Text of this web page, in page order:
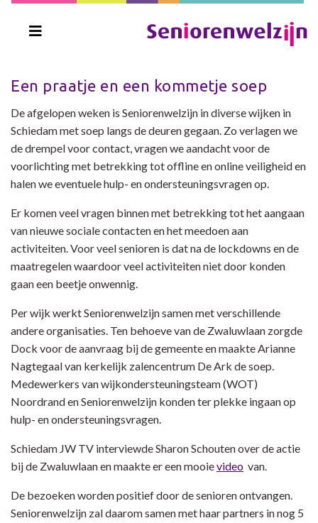
Een praatje en een kommetje soep
De afgelopen weken is Seniorenwelzijn in diverse wijken in
Schiedam met soep langs de deuren gegaan. Zo verlagen we
de drempel voor contact, vragen we aandacht voor de
voorlichting met betrekking tot offline en online veiligheid en
halen we eventuele hulp- en ondersteuningsvragen op.
Er komen veel vragen binnen met betrekking tot het aangaan
van nieuwe sociale contacten en het meedoen aan
activiteiten. Voor veel senioren is dat na de lockdowns en de
maatregelen waardoor veel activiteiten niet door konden
gaan een beetje onwennig.
Per wijk werkt Seniorenwelzijn samen met verschillende
andere organisaties. Ten behoeve van de Zwaluwlaan zorgde
Dock voor de aanvraag bij de gemeente en maakte Arianne
Nagtegaal van kerkelijk zalencentrum De Ark de soep.
Medewerkers van wijkondersteuningsteam (WOT)
Noordrand en Seniorenwelzijn konden ter plekke ingaan op
hulp- en ondersteuningsvragen.
Schiedam JW TV interviewde Sharon Schouten over de actie
bij de Zwaluwlaan en maakte er een mooievideo van.
De bezoeken worden positief door de senioren ontvangen.
Seniorenwelzijn zal daarom samen met haar partners in nog 5